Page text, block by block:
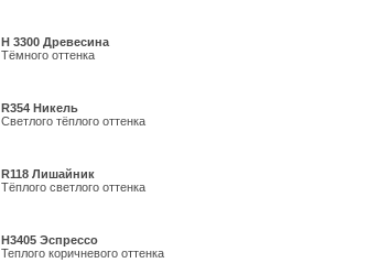
H 3300 Древесина
Тёмного оттенка
R354 Никель
Светлого тёплого оттенка
R118 Лишайник
Тёплого светлого оттенка
Н3405 Эспрессо
Теплого коричневого оттенка